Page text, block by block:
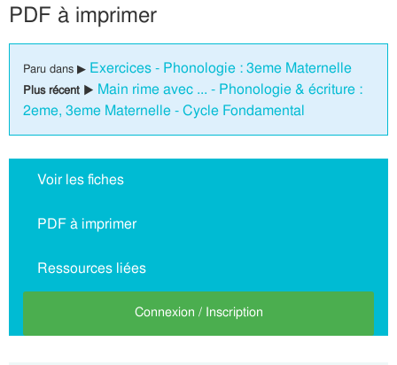
PDF à imprimer
Paru dans ▶ Exercices - Phonologie : 3eme Maternelle
Plus récent ▶ Main rime avec ... - Phonologie & écriture :
2eme, 3eme Maternelle - Cycle Fondamental
Voir les fiches
PDF à imprimer
Ressources liées
Connexion / Inscription